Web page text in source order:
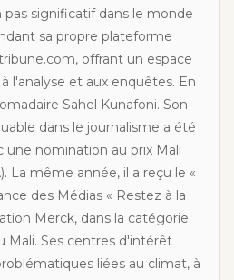
pas significatif dans le monde
sa propre plateforme
offrant un espace
l'analyse et aux enquêtes. En
Sahel Kunafoni. Son
dans le journalisme a été
une nomination au prix Mali
La même année, il a reçu le «
des Médias « Restez à la
Merck, dans la catégorie
Mali. Ses centres d'intérêt
liées au climat, à